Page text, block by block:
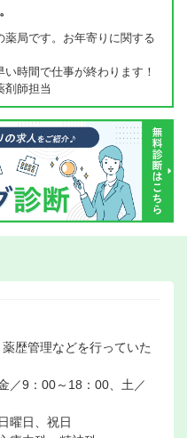
局です。お年寄りに関する
時間で仕事が終わります！
師担当
歴管理などを行っていた
／9：00～18：00、土／
曜日、祝日